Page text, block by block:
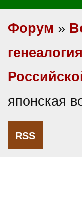
Форум »
японская
RSS